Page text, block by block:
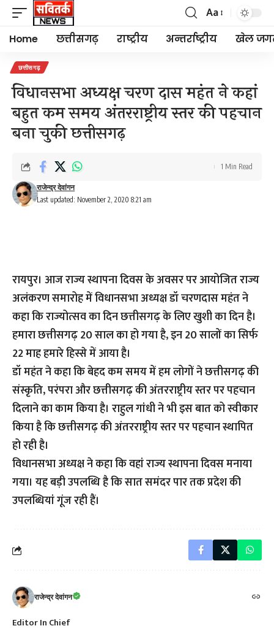
Font
Resizer
Aa
Home छत्तीसगढ़ राष्ट्रीय अन्तर्राष्ट्रीय खेल
छत्तीसगढ़
विधानसभा अध्यक्ष चरण दास महंत ने कहां
बहुत कम समय अंतरराष्ट्रीय स्तर की पहचान
बना चुकी छत्तीसगढ़
Last updated: November 2, 2020 8:21 am
राजेन्द्र देवांगन
1 Min Read
रायपुर। आज राज्य स्थापना दिवस के अवसर पर आयोजित राज्य
अलंकरण समारोह में विधानसभा अध्यक्ष डॉ चरणदास महंत ने
कहा कि राज्योत्सव का दिन छत्तीसगढ़ के लिए खुशी का दिन है।
हमारा छत्तीसगढ़ 20 साल का हो गया है, इन 20 सालों का सिर्फ
22 माह हमारे हिस्से में आया है।
डॉ महंत ने कहा कि बेहद कम समय में हम लोगों ने छत्तीसगढ़ की
संस्कृति, परंपरा और छत्तीसगढ़ की अंतरराष्ट्रीय स्तर पर पहचान
दिलाने का काम किया है। राहुल गांधी ने भी इस बात को स्वीकार
किया है कि छत्तीसगढ़ की अंतरराष्ट्रीय स्तर पर पहचान स्थापित
हो रही है।
विधानसभा अध्यक्ष ने कहा कि वहां राज्य स्थापना दिवस मनाया
गया। यह बड़ी उपलब्धि है कि सात समंदर पार तक प्रदेश की
उपलब्धियां गूंज रही हैं।
राजेन्द्र देवांगन
Editor In Chief